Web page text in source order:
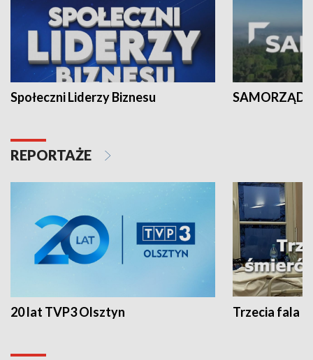
Społeczni Liderzy Biznesu SAMORZĄD
REPORTAŻE
20 lat TVP3 Olsztyn Trzecia fala -